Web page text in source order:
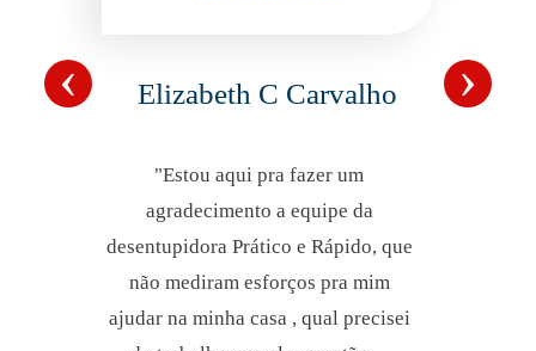
Elizabeth C Carvalho
"Estou aqui pra fazer um
agradecimento a equipe da
desentupidora Prático e Rápido, que
não mediram esforços pra mim
ajudar na minha casa , qual precisei
‹ ›